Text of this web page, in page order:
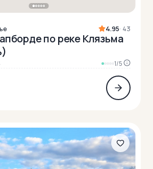
4.95· 43
по реке Клязьма
1/5